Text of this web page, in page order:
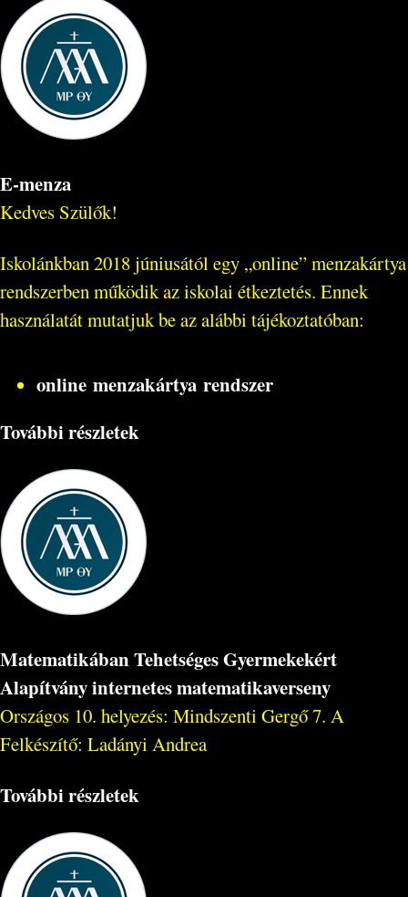
E-menza
Kedves Szülők!
Iskolánkban 2018 júniusától egy „online” menzakártya
rendszerben működik az iskolai étkeztetés. Ennek
használatát mutatjuk be az alábbi tájékoztatóban:
online menzakártya rendszer
További részletek
Matematikában Tehetséges Gyermekekért
Alapítvány internetes matematikaverseny
Országos 10. helyezés: Mindszenti Gergő 7. A
Felkészítő: Ladányi Andrea
További részletek